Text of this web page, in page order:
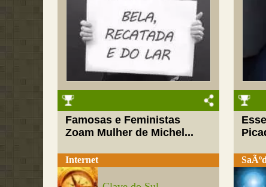
Famosas e Feministas
Zoam Mulher de Michel...
Internet